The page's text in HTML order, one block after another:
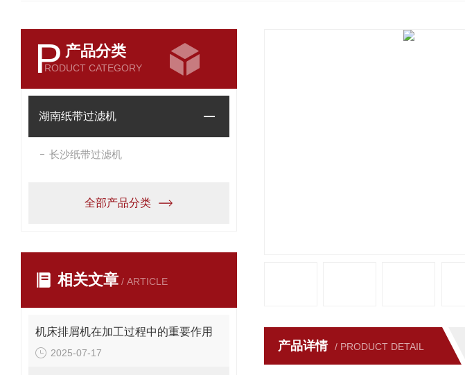
P 产品分类
RODUCT CATEGORY
湖南纸带过滤机
长沙纸带过滤机
全部产品分类
相关文章 / ARTICLE
机床排屑机在加工过程中的重要作用
2025-07-17 产品详情 / PRODUCT DETAIL